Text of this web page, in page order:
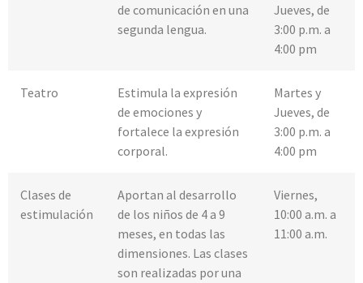
de comunicación en una
segunda lengua.
Jueves, de
3:00 p.m. a
4:00 pm
Teatro
Estimula la expresión
de emociones y
fortalece la expresión
corporal.
Martes y
Jueves, de
3:00 p.m. a
4:00 pm
Clases de
estimulación
Aportan al desarrollo
de los niños de 4 a 9
meses, en todas las
dimensiones. Las clases
son realizadas por una
Viernes,
10:00 a.m. a
11:00 a.m.